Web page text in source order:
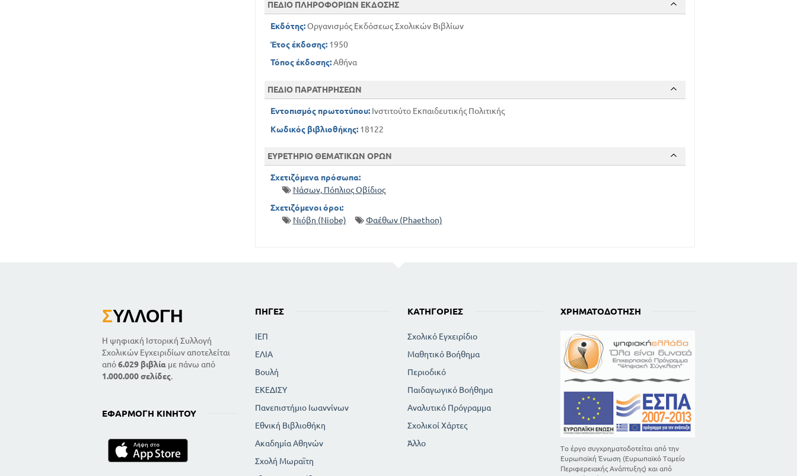
ΠΕΔΙΟ ΠΛΗΡΟΦΟΡΙΩΝ ΕΚΔΟΣΗΣ
Εκδότης:Οργανισμός Εκδόσεως Σχολικών Βιβλίων
Έτος έκδοσης:1950
Τόπος έκδοσης:Αθήνα
ΠΕΔΙΟ ΠΑΡΑΤΗΡΗΣΕΩΝ
Εντοπισμός πρωτοτύπου:Ινστιτούτο Εκπαιδευτικής Πολιτικής
Κωδικός βιβλιοθήκης:18122
ΕΥΡΕΤΗΡΙΟ ΘΕΜΑΤΙΚΩΝ ΟΡΩΝ
Σχετιζόμενα πρόσωπα:
Νάσων, Πόπλιος Οβίδιος
Σχετιζόμενοι όροι:
Νιόβη (Niobe)
Φαέθων (Phaethon)
ΣΥΛΛΟΓΉ
Η ψηφιακή Ιστορική Συλλογή
Σχολικών Εγχειριδίων αποτελείται
από6.029 βιβλία με πάνω από
1.000.000 σελίδες.
ΕΦΑΡΜΟΓΉ ΚΙΝΗΤΟΎ
ΠΗΓΈΣ
ΙΕΠ
ΕΛΙΑ
Βουλή
ΕΚΕΔΙΣΥ
Πανεπιστήμιο Ιωαννίνων
Εθνική Βιβλιοθήκη
Ακαδημία Αθηνών
Σχολή Μωραϊτη
ΚΑΤΗΓΟΡΊΕΣ
Σχολικό Εγχειρίδιο
Μαθητικό Βοήθημα
Περιοδικό
Παιδαγωγικό Βοήθημα
Αναλυτικό Πρόγραμμα
Σχολικοί Χάρτες
Άλλο
ΧΡΗΜΑΤΟΔΌΤΗΣΗ
Το έργο συγχρηματοδοτείται από την
Ευρωπαϊκή Ένωση (Ευρωπαϊκό Ταμείο
Περιφερειακής Ανάπτυξης) και από